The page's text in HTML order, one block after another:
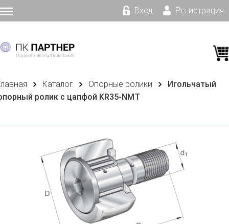
Вход Регистрация
Каталог Опорные ролики
Игольчатый
ролик с цапфой KR35-NMT